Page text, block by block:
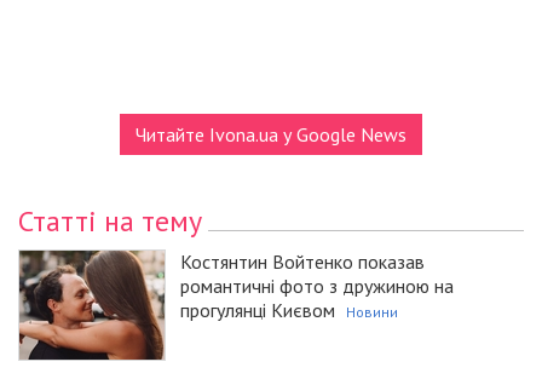
Читайте Ivona.ua у Google News
Статті на тему
Костянтин Войтенко показав
романтичні фото з дружиною на
прогулянці Києвом
Новини